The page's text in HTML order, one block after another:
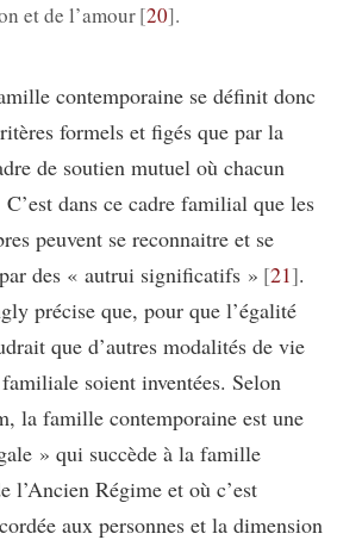
et de l’amour 20 .
contemporaine se définit donc
formels et figés que par la
de soutien mutuel où chacun
C’est dans ce cadre familial que les
peuvent se reconnaitre et se
des « autrui significatifs » 21 .
précise que, pour que l’égalité
que d’autres modalités de vie
soient inventées. Selon
la famille contemporaine est une
» qui succède à la famille
l’Ancien Régime et où c’est
aux personnes et la dimension